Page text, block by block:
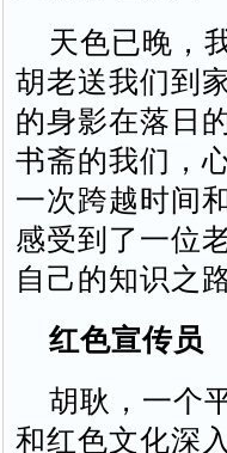
天色已晚，
胡老送我们到
的身影在落日
书斋的我们，
一次跨越时间
感受到了一位
自己的知识之
红色宣传员
胡耿，一个
和红色文化深